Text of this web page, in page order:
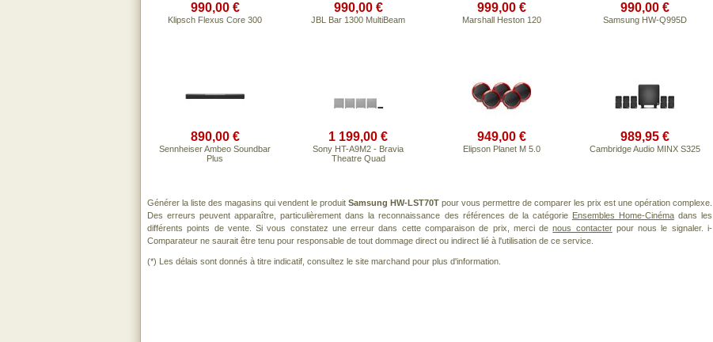
990,00 €
Klipsch Flexus Core 300
990,00 €
JBL Bar 1300 MultiBeam
999,00 €
Marshall Heston 120
990,00 €
Samsung HW‑Q995D
890,00 €
Sennheiser Ambeo Soundbar
Plus
1 199,00 €
Sony HT-A9M2 - Bravia
Theatre Quad
949,00 €
Elipson Planet M 5.0
989,95 €
Cambridge Audio MINX S325
Générer la liste des magasins qui vendent le produit Samsung HW-LST70T pour vous permettre de comparer les prix est une opération complexe.
Des erreurs peuvent apparaître, particulièrement dans la reconnaissance des références de la catégorie Ensembles Home-Cinémadans les
différents points de vente. Si vous constatez une erreur dans cette comparaison de prix, merci denous contacterpour nous le signaler. i-
Comparateur ne saurait être tenu pour responsable de tout dommage direct ou indirect lié à l'utilisation de ce service.
(*) Les délais sont donnés à titre indicatif, consultez le site marchand pour plus d'information.